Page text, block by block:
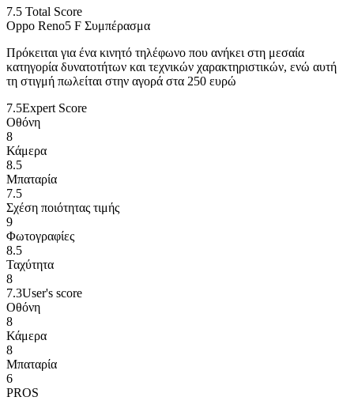
7.5 Total Score
Oppo Reno5 F Συμπέρασμα
Πρόκειται για ένα κινητό τηλέφωνο που ανήκει στη μεσαία
κατηγορία δυνατοτήτων και τεχνικών χαρακτηριστικών, ενώ αυτή
τη στιγμή πωλείται στην αγορά στα 250 ευρώ
7.5Expert Score
Οθόνη
8
Κάμερα
8.5
Μπαταρία
7.5
Σχέση ποιότητας τιμής
9
Φωτογραφίες
8.5
Ταχύτητα
8
7.3User's score
Οθόνη
8
Κάμερα
8
Μπαταρία
6
PROS